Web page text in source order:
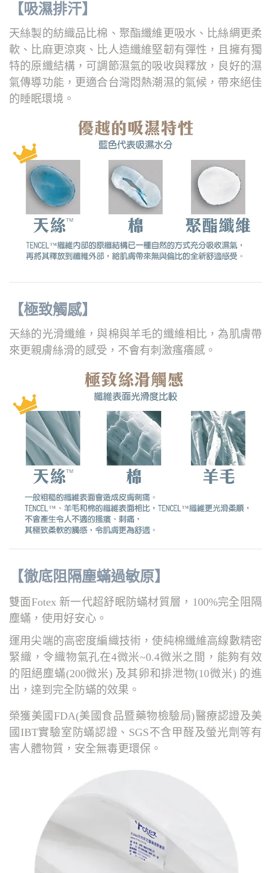
【吸濕排汗】
天絲製的紡織品比棉、聚酯纖維更吸水、比絲綢更柔
軟、比麻更涼爽、比人造纖維堅韌有彈性， 且擁有獨
特的原纖結構，可調節濕氣的吸收與釋放，良好的濕
氣傳導功能，更適合台灣悶熱潮濕的氣候，帶來絕佳
的睡眠環境。
【極致觸感】
天絲的光滑纖維，與棉與羊毛的纖維相比，為肌膚帶
來更親膚絲滑的感受，不會有刺激瘙癢感。
【徹底阻隔塵蟎過敏原】
雙面Fotex 新一代超舒眠防蟎材質層，100%完全阻隔
塵蟎，使用好安心。
運用尖端的高密度編織技術，使純棉纖維高線數精密
緊織，令織物氣孔在4微米~0.4微米之間，能夠有效
的阻絕塵蟎(200微米) 及其卵和排泄物(10微米) 的進
出，達到完全防蟎的效果。
榮獲美國FDA(美國食品暨藥物檢驗局)醫療認證及美
國IBT實驗室防蟎認證、SGS不含甲醛及螢光劑等有
害人體物質，安全無毒更環保。